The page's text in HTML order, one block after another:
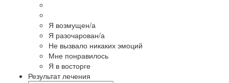
Я возмущен/а
Я разочарован/а
Не вызвало никаких эмоций
Мне понравилось
Я в восторге
Результат лечения